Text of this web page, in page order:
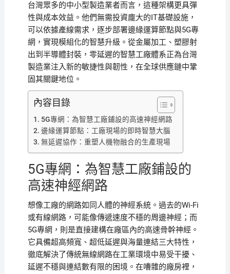
台灣眾多的中小型製造業者而言，這種架構更具彈
性與成本效益。他們無需投資龐大的IT基礎設施，
可以依據產線需求，逐步部署邊緣運算節點與5G專
網，實現模組化的智慧升級。從金屬加工、塑膠射
出到半導體封裝，零延遲的智慧工廠體系正為台灣
製造業注入新的敏捷性與韌性，在全球供應鏈中鞏
固其關鍵地位。
內容目錄
5G專網：為智慧工廠鋪設的高速神經網路
邊緣運算節點：工廠現場的即時智慧大腦
無延遲協作：重塑人機物融合的生產現場
5G專網：為智慧工廠鋪設的
高速神經網路
想像工廠的網路如同人體的神經系統。過去的Wi-Fi
或有線網路，可能像傳遞速度不穩的周邊神經；而
5G專網，則是直接建構在廠區內的高速骨幹神經。
它具備超高頻寬、超低延遲與海量連結三大特性，
徹底解決了傳統無線網路在工業環境中易受干擾、
延遲不穩與連結數有限的困境。在嘈雜的廠房裡，